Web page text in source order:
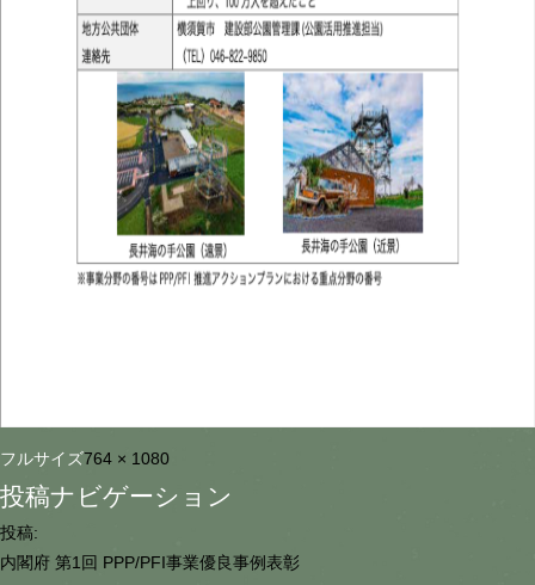
フルサイズ764 × 1080
投稿ナビゲーション
投稿:
内閣府 第1回 PPP/PFI事業優良事例表彰